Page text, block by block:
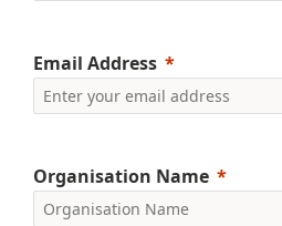
Email Address
Organisation Name